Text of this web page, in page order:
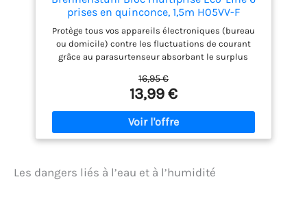
prises en quinconce, 1,5m H05VV-F
Protège tous vos appareils électroniques (bureau
ou domicile) contre les fluctuations de courant
grâce au parasurtenseur absorbant le surplus
Disposition innovante des prises avec de
nombreuses possibilités de branchement, placées
des deux côtés. Dispose : d'un voyant indicateur de
protection active et d'un interrupteur marche-arrêt
à voyant lumineux et 1,4m de câble H05VV-F3G1,5
du colis : 1x Multiprise ECO-LINE Anthracite, 6
16,95 €
13,99 €
Les dangers liés à l’eau et à l’humidité